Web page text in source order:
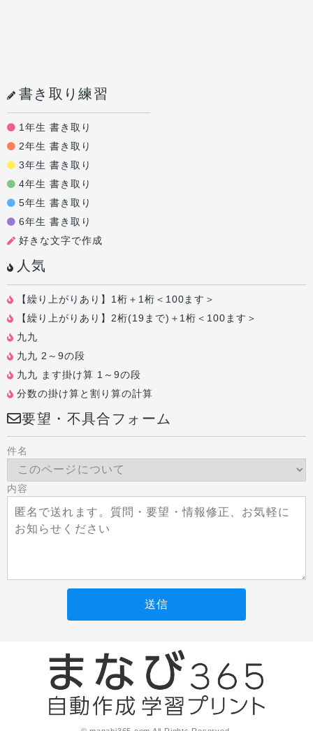
書き取り練習
1年生 書き取り
2年生 書き取り
3年生 書き取り
4年生 書き取り
5年生 書き取り
6年生 書き取り
好きな文字で作成
人気
【繰り上がりあり】1桁＋1桁＜100ます＞
【繰り上がりあり】2桁(19まで)＋1桁＜100ます＞
九九
九九 2～9の段
九九 ます掛け算 1～9の段
分数の掛け算と割り算の計算
要望・不具合フォーム
件名
内容
送信